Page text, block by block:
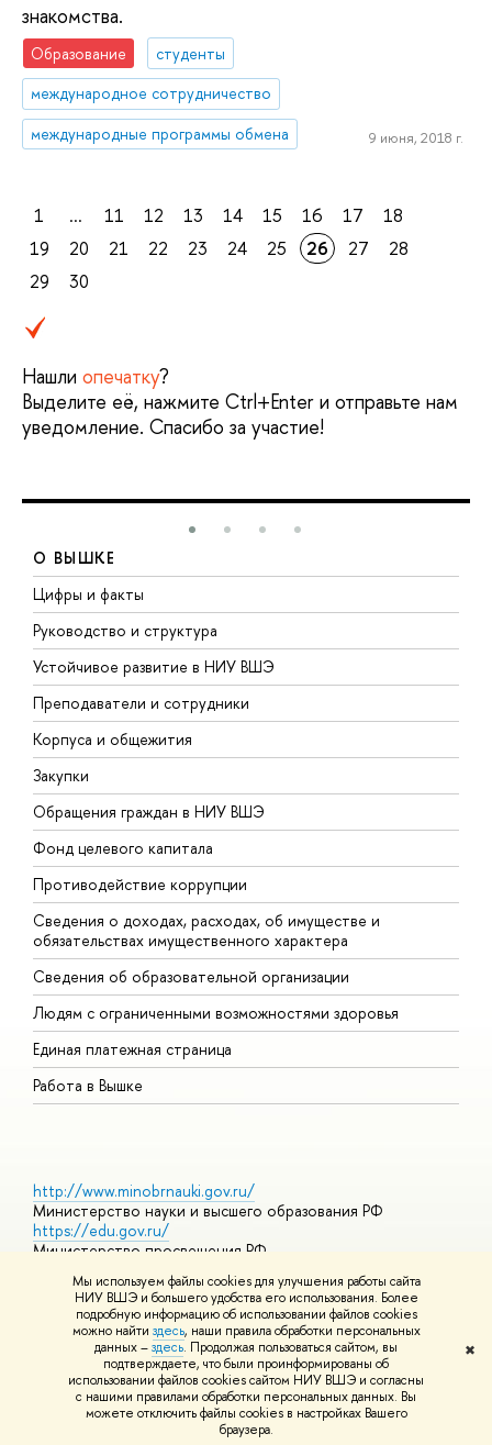
Мы используем файлы cookies для улучшения работы сайта
НИУ ВШЭ и большего удобства его использования. Более
подробную информацию об использовании файлов cookies
можно найти здесь, наши правила обработки персональных
данных –здесь. Продолжая пользоваться сайтом, вы
подтверждаете, что были проинформированы об
использовании файлов cookies сайтом НИУ ВШЭ и согласны
с нашими правилами обработки персональных данных. Вы
можете отключить файлы cookies в настройках Вашего
браузера.
✖
знакомства.
Образование
студенты
международное сотрудничество
международные программы обмена
9 июня, 2018 г.
1 ... 11 12 13 14 15 16 17
18
19
20 21 22 23 24 25 26 27
28
29
30
Нашли опечатку?
Выделите её, нажмите Ctrl+Enter и отправьте нам
уведомление. Спасибо за участие!
О ВЫШКЕ
Цифры и факты
Руководство и структура
Устойчивое развитие в НИУ ВШЭ
Преподаватели и сотрудники
Корпуса и общежития
Закупки
Обращения граждан в НИУ ВШЭ
Фонд целевого капитала
Противодействие коррупции
Сведения о доходах, расходах, об имуществе и
обязательствах имущественного характера
Сведения об образовательной организации
Людям с ограниченными возможностями здоровья
Единая платежная страница
Работа в Вышке
http://www.minobrnauki.gov.ru/
Министерство науки и высшего образования РФ
https://edu.gov.ru/
Министерство просвещения РФ
https://elearning.hse.ru/mooc
Массовые открытые онлайн-курсы
© НИУ ВШЭ 1993–2026 Адреса и контактыУсловия
использования материалов Политика конфиденциальности
Шрифты HSE Sans и HSE Slab разработаны вШколе дизайна НИУ